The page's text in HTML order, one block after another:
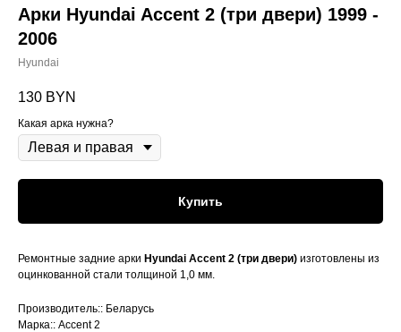
Арки Hyundai Accent 2 (три двери) 1999 -
2006
Hyundai
130 BYN
Какая арка нужна?
Купить
Ремонтные задние арки Hyundai Accent 2 (три двери) изготовлены из
оцинкованной стали толщиной 1,0 мм.
Производитель:: Беларусь
Марка:: Accent 2